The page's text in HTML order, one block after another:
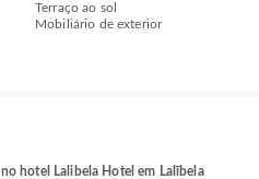
Terraço ao sol
Mobiliário de exterior
hotel Lalibela Hotel em Lalībela